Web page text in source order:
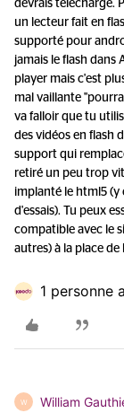
devrais téléchargé.
un lecteur fait en
supporté pour
jamais le flash dans
player mais c'est
mal vaillante
va falloir que tu
des vidéos en flash
support qui
retiré un peu trop
implanté le html5
d'essais). Tu peux
compatible avec le
autres) à la place
1 personne
W William